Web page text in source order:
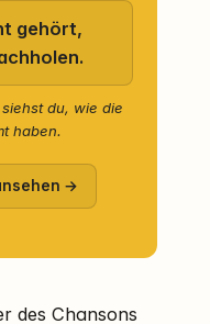
gehört,
haben.
→
des Chansons